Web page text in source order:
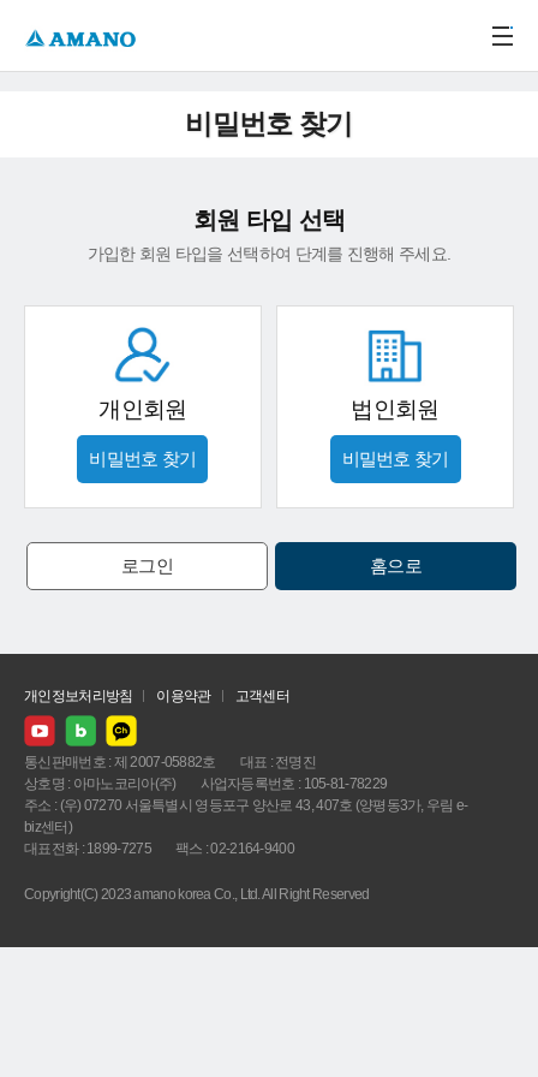
비밀번호 찾기
회원 타입 선택
가입한 회원 타입을 선택하여 단계를 진행해 주세요.
개인회원
비밀번호 찾기
법인회원
비밀번호 찾기
로그인 홈으로
개인정보처리방침 이용약관 고객센터
통신판매번호 : 제 2007-05882호
대표 : 전명진
상호명 : 아마노코리아(주)
사업자등록번호 : 105-81-78229
주소 : (우) 07270 서울특별시 영등포구 양산로 43, 407호 (양평동3가, 우림 e-
biz센터)
대표전화 : 1899-7275
팩스 : 02-2164-9400
Copyright(C) 2023 amano korea Co., Ltd. All Right Reserved